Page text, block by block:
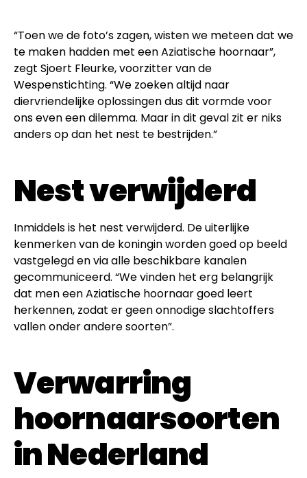
“Toen we de foto’s zagen, wisten we meteen dat we
te maken hadden met een Aziatische hoornaar”,
zegt Sjoert Fleurke, voorzitter van de
Wespenstichting. “We zoeken altijd naar
diervriendelijke oplossingen dus dit vormde voor
ons even een dilemma. Maar in dit geval zit er niks
anders op dan het nest te bestrijden.”
Nest verwijderd
Inmiddels is het nest verwijderd. De uiterlijke
kenmerken van de koningin worden goed op beeld
vastgelegd en via alle beschikbare kanalen
gecommuniceerd. “We vinden het erg belangrijk
dat men een Aziatische hoornaar goed leert
herkennen, zodat er geen onnodige slachtoffers
vallen onder andere soorten”.
Verwarring
hoornaarsoorten
in Nederland